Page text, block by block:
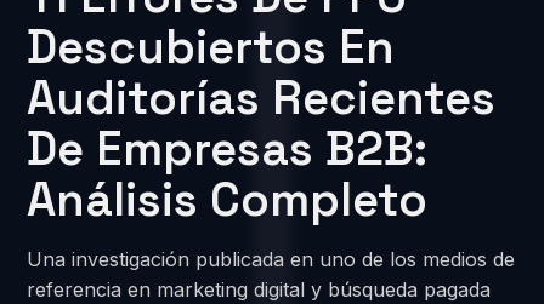
Descubiertos En
Auditorías Recientes
De Empresas B2B:
Análisis Completo
Una investigación publicada en uno de los medios de
referencia en marketing digital y búsqueda pagada